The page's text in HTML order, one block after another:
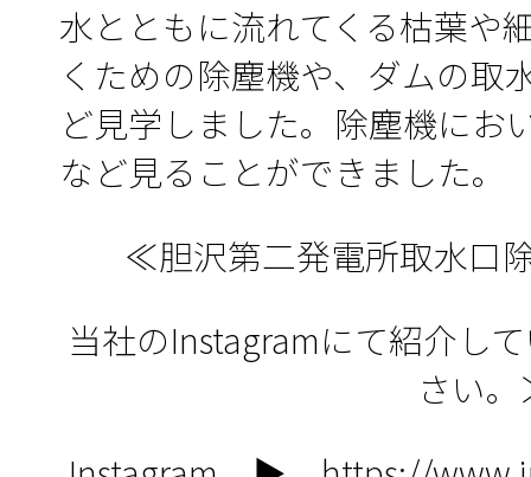
水とともに流れてくる枯葉や
くための除塵機や、ダムの取
ど見学しました。除塵機にお
など見ることができました。
≪胆沢第二発電所取水口
当社のInstagramにて紹介し
さい